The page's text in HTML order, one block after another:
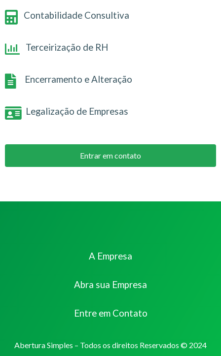
Contabilidade Consultiva
Terceirização de RH
Encerramento e Alteração
Legalização de Empresas
Entrar em contato
A Empresa
Abra sua Empresa
Entre em Contato
Abertura Simples – Todos os direitos Reservados © 2024